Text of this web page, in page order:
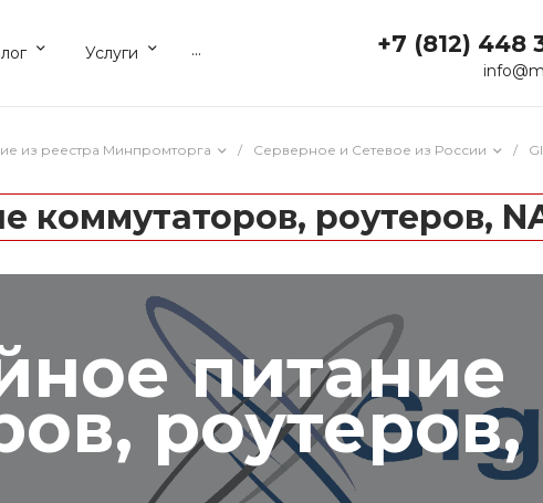
Услуги ... +7 (812) 448
из реестра Минпромторга / Серверное и Сетевое из России /
коммутаторов, роутеров,
питание
роутеров,